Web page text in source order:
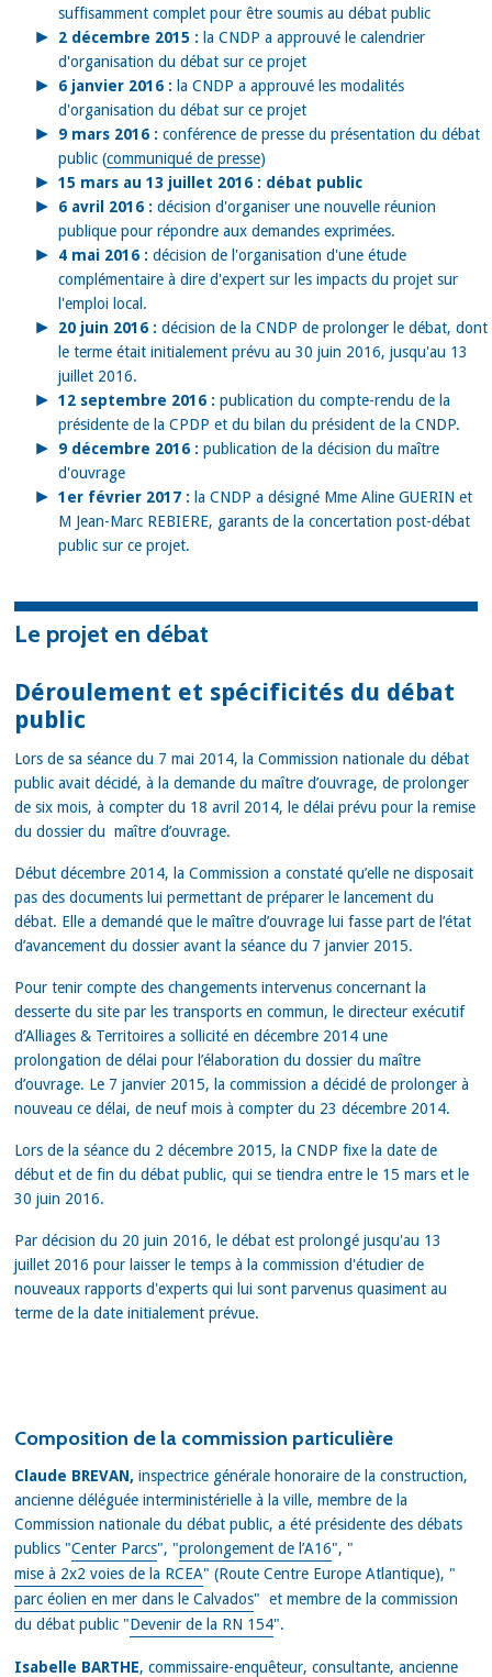
suffisamment complet pour être soumis au débat public
2 décembre 2015 : la CNDP a approuvé le calendrier
d'organisation du débat sur ce projet
6 janvier 2016 : la CNDP a approuvé les modalités
d'organisation du débat sur ce projet
9 mars 2016 : conférence de presse du présentation du débat
public (communiqué de presse)
15 mars au 13 juillet 2016 : débat public
6 avril 2016 : décision d'organiser une nouvelle réunion
publique pour répondre aux demandes exprimées.
4 mai 2016 : décision de l'organisation d'une étude
complémentaire à dire d'expert sur les impacts du projet sur
l'emploi local.
20 juin 2016 : décision de la CNDP de prolonger le débat, dont
le terme était initialement prévu au 30 juin 2016, jusqu'au 13
juillet 2016.
12 septembre 2016 : publication du compte-rendu de la
présidente de la CPDP et du bilan du président de la CNDP.
9 décembre 2016 : publication de la décision du maître
d'ouvrage
1er février 2017 : la CNDP a désigné Mme Aline GUERIN et
M Jean-Marc REBIERE, garants de la concertation post-débat
public sur ce projet.
Le projet en débat
Déroulement et spécificités du débat
public
Lors de sa séance du 7 mai 2014, la Commission nationale du débat
public avait décidé, à la demande du maître d’ouvrage, de prolonger
de six mois, à compter du 18 avril 2014, le délai prévu pour la remise
du dossier du maître d’ouvrage.
Début décembre 2014, la Commission a constaté qu’elle ne disposait
pas des documents lui permettant de préparer le lancement du
débat. Elle a demandé que le maître d’ouvrage lui fasse part de l’état
d’avancement du dossier avant la séance du 7 janvier 2015.
Pour tenir compte des changements intervenus concernant la
desserte du site par les transports en commun, le directeur exécutif
d’Alliages & Territoires a sollicité en décembre 2014 une
prolongation de délai pour l’élaboration du dossier du maître
d’ouvrage. Le 7 janvier 2015, la commission a décidé de prolonger à
nouveau ce délai, de neuf mois à compter du 23 décembre 2014.
Lors de la séance du 2 décembre 2015, la CNDP fixe la date de
début et de fin du débat public, qui se tiendra entre le 15 mars et le
30 juin 2016.
Par décision du 20 juin 2016, le débat est prolongé jusqu'au 13
juillet 2016 pour laisser le temps à la commission d'étudier de
nouveaux rapports d'experts qui lui sont parvenus quasiment au
terme de la date initialement prévue.
Composition de la commission particulière
Claude BREVAN,inspectrice générale honoraire de la construction,
ancienne déléguée interministérielle à la ville, membre de la
Commission nationale du débat public, a été présidente des débats
publics "Center Parcs", "prolongement de l’A16", "
mise à 2x2 voies de la RCEA" (Route Centre Europe Atlantique), "
parc éolien en mer dans le Calvados" et membre de la commission
du débat public "Devenir de la RN 154".
Isabelle BARTHE, commissaire-enquêteur, consultante, ancienne